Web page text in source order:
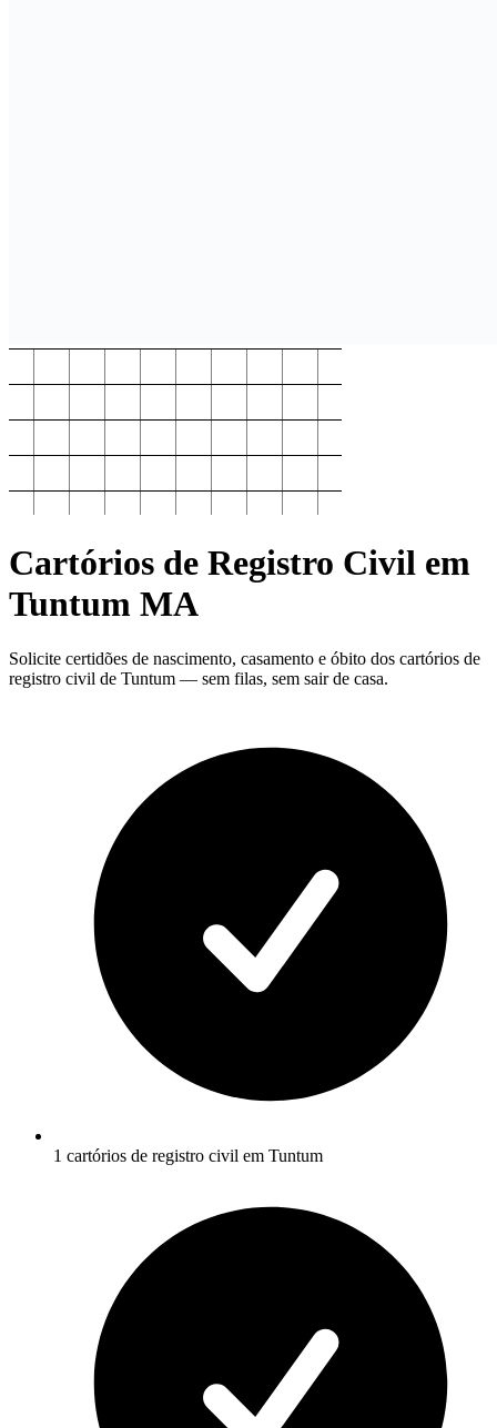
Cartórios de Registro Civil em
Tuntum MA
Solicite certidões de nascimento, casamento e óbito dos cartórios de
registro civil de Tuntum — sem filas, sem sair de casa.
1 cartórios de registro civil em Tuntum